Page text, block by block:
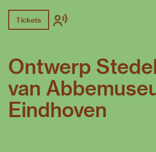
Tickets
Ontwerp
van
Eindhoven